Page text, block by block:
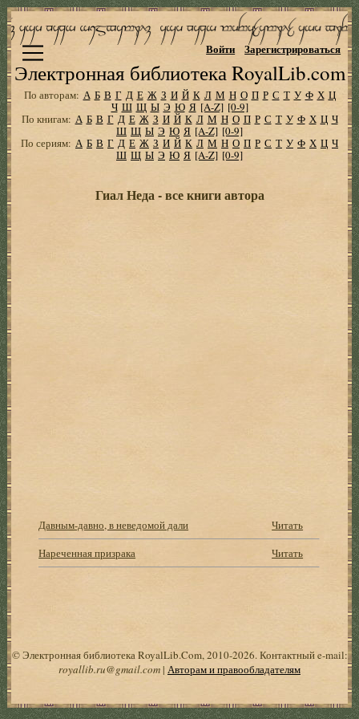
Электронная библиотека RoyalLib.com
Войти Зарегистрироваться
По авторам: А Б В Г Д Е Ж З И Й К Л М Н О П Р С Т У Ф Х Ц
Ч Ш Щ Ы Э Ю Я [A-Z] [0-9]
По книгам: А Б В Г Д Е Ж З И Й К Л М Н О П Р С Т У Ф Х Ц Ч
Ш Щ Ы Э Ю Я [A-Z] [0-9]
По сериям: А Б В Г Д Е Ж З И Й К Л М Н О П Р С Т У Ф Х Ц Ч
Ш Щ Ы Э Ю Я [A-Z] [0-9]
Гиал Неда - все книги автора
Давным-давно, в неведомой дали
Читать
Нареченная призрака
Читать
© Электронная библиотека RoyalLib.Com, 2010-2026. Контактный e-mail:
royallib.ru@gmail.com| Авторам и правообладателям